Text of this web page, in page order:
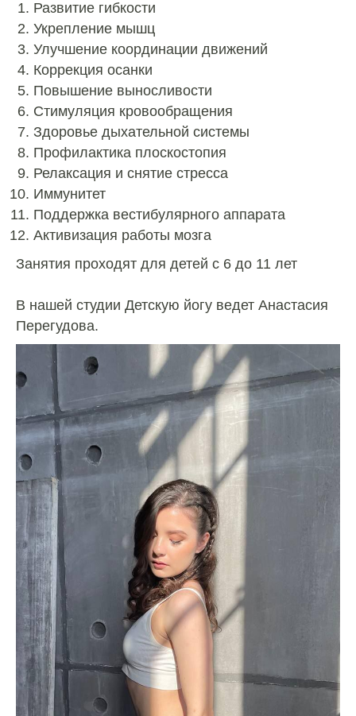
Развитие гибкости
Укрепление мышц
Улучшение координации движений
Коррекция осанки
Повышение выносливости
Стимуляция кровообращения
Здоровье дыхательной системы
Профилактика плоскостопия
Релаксация и снятие стресса
Иммунитет
Поддержка вестибулярного аппарата
Активизация работы мозга
Занятия проходят для детей с 6 до 11 лет
В нашей студии Детскую йогу ведет Анастасия
Перегудова.